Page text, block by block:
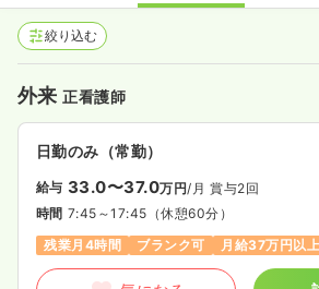
絞り込む
外来正看護師
日勤のみ（常勤）
給与 33.0〜37.0万円/月 賞与2回
時間 7:45～17:45 （休憩60分）
残業月4時間
ブランク可 月給37万円以